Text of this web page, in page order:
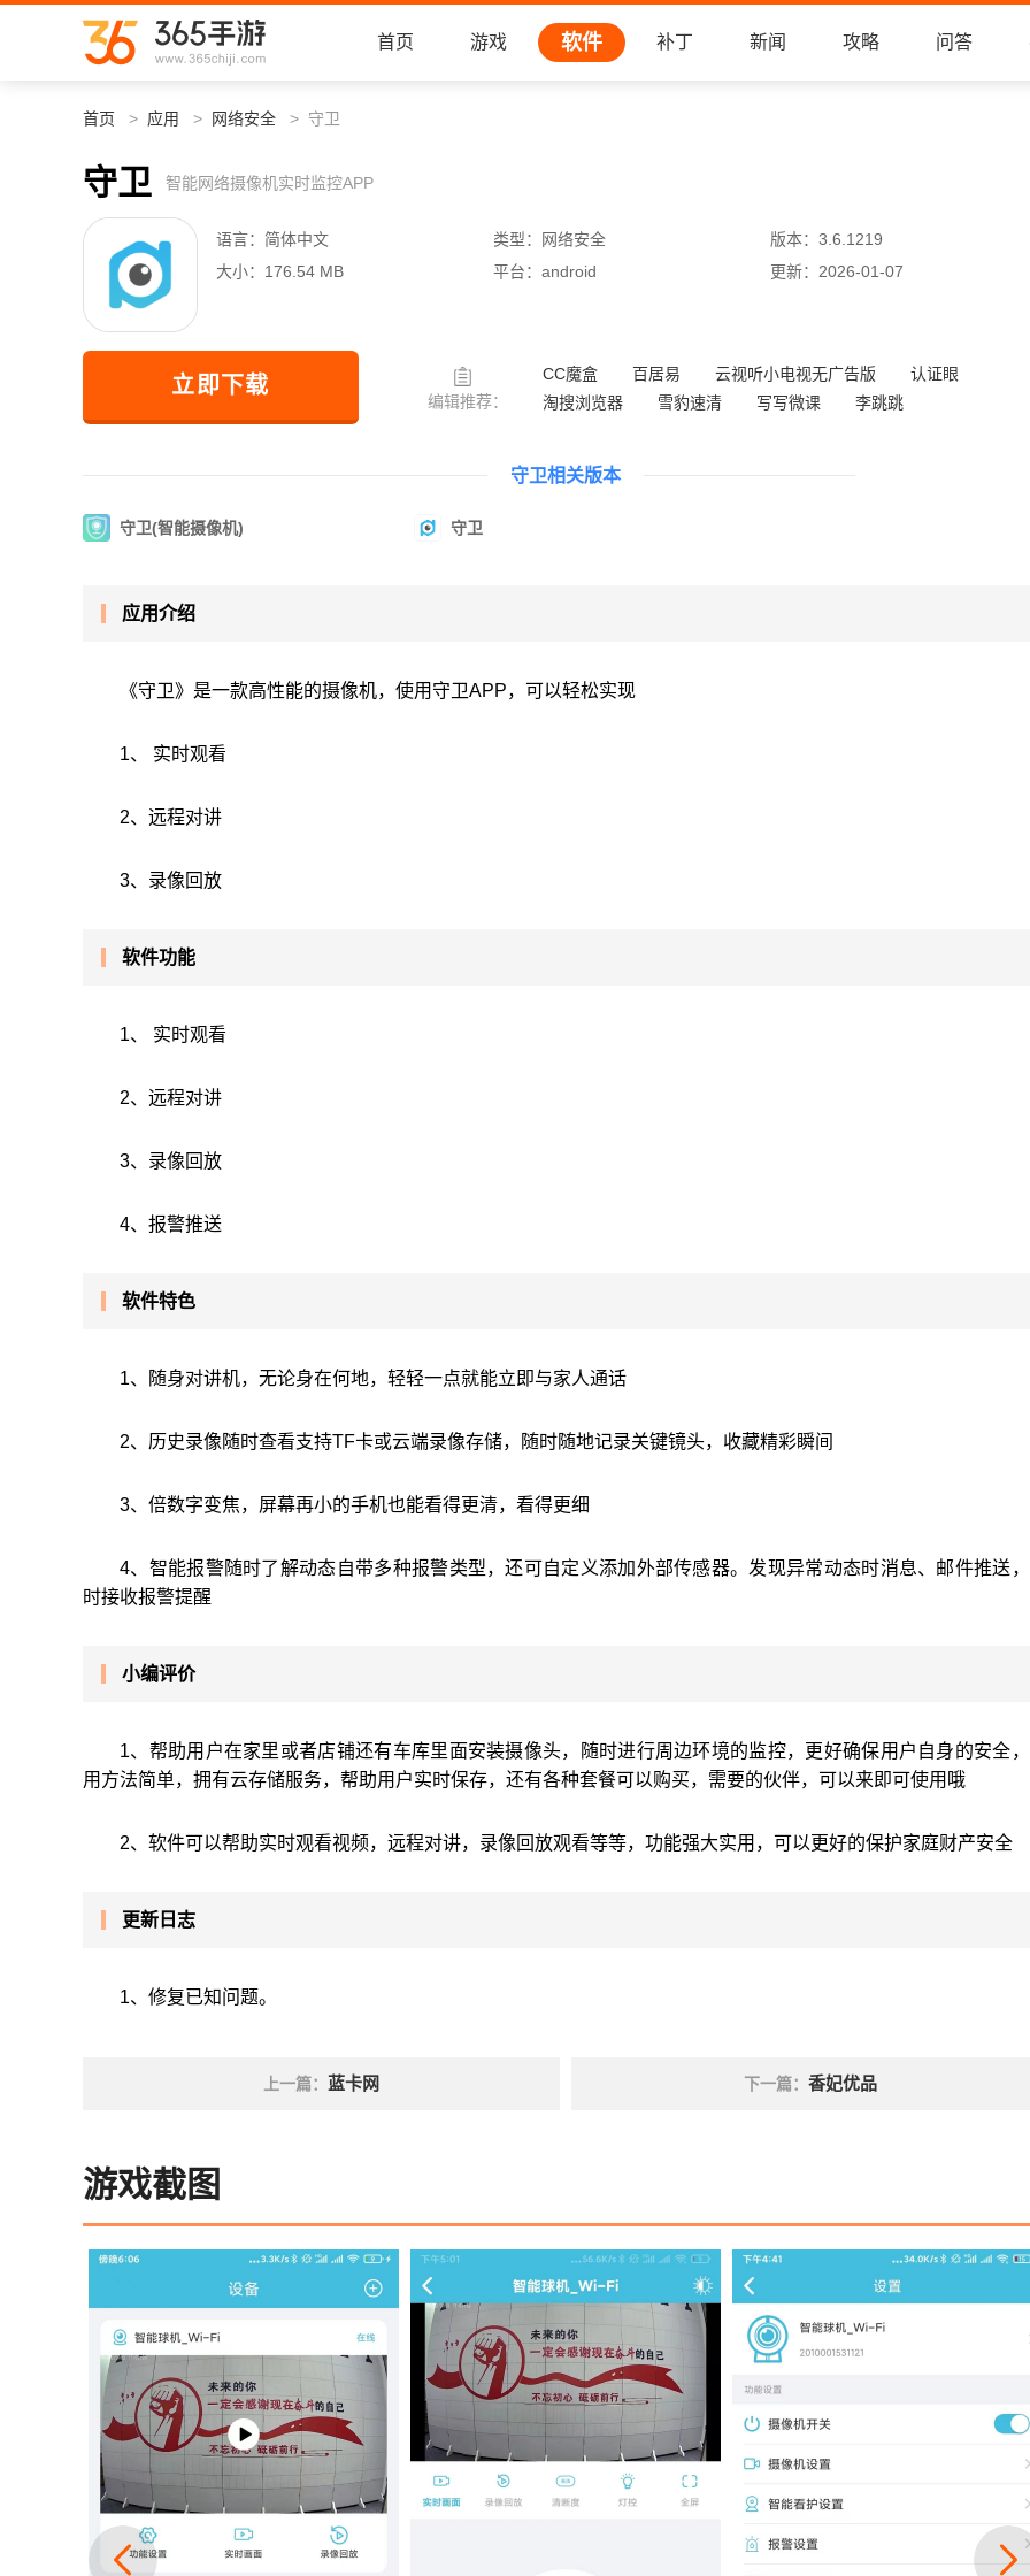
首页 游戏 软件 补丁 新闻 攻略 问答
首页 应用 网络安全 守卫
守卫 智能网络摄像机实时监控APP
语言： 简体中文 类型： 网络安全 版本： 3.6.1219
大小： 176.54 MB 平台： android 更新： 2026-01-07
立即下载
编辑推荐：
CC魔盒 百居易 云视听小电视无广告版
认证眼
淘搜浏览器
雪豹速清 写写微课 李跳跳
守卫相关版本
守卫(智能摄像机) 守卫
应用介绍
《守卫》是一款高性能的摄像机，使用守卫APP，可以轻松实现
1、 实时观看
2、远程对讲
3、录像回放
软件功能
1、 实时观看
2、远程对讲
3、录像回放
4、报警推送
软件特色
1、随身对讲机，无论身在何地，轻轻一点就能立即与家人通话
2、历史录像随时查看支持TF卡或云端录像存储，随时随地记录关键镜头，收藏精彩瞬间
3、倍数字变焦，屏幕再小的手机也能看得更清，看得更细
4、智能报警随时了解动态自带多种报警类型，还可自定义添加外部传感器。发现异常动态时消息、邮件推送
时接收报警提醒
小编评价
1、帮助用户在家里或者店铺还有车库里面安装摄像头，随时进行周边环境的监控，更好确保用户自身的安全
用方法简单，拥有云存储服务，帮助用户实时保存，还有各种套餐可以购买，需要的伙伴，可以来即可使用哦
2、软件可以帮助实时观看视频，远程对讲，录像回放观看等等，功能强大实用，可以更好的保护家庭财产安全
更新日志
1、修复已知问题。
上一篇： 蓝卡网 下一篇： 香妃优品
游戏截图